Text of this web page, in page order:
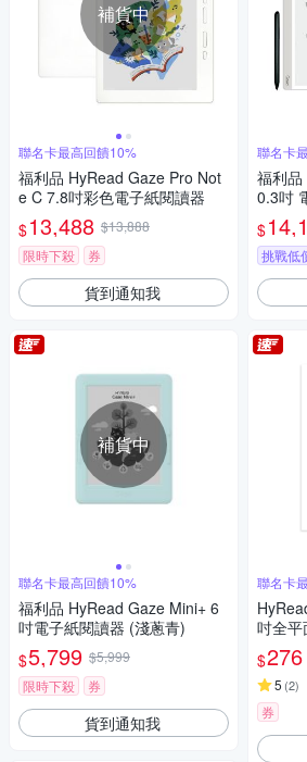
補貨中
聯名卡最高回饋10%
福利品 HyRead Gaze Pro Not
e C 7.8吋彩色電子紙閱讀器
$13,488 $13,888
限時下殺
券
貨到通知我
補貨中
聯名卡最高回饋10%
福利品 HyRead Gaze Mini+ 6
吋電子紙閱讀器 (淺蔥青)
$5,799 $5,999
限時下殺
券
貨到通知我
聯名卡
福利品
0.3吋
$
挑戰低
聯名卡
吋全
$276
5 (2)
券